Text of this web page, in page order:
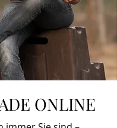
ONLINE